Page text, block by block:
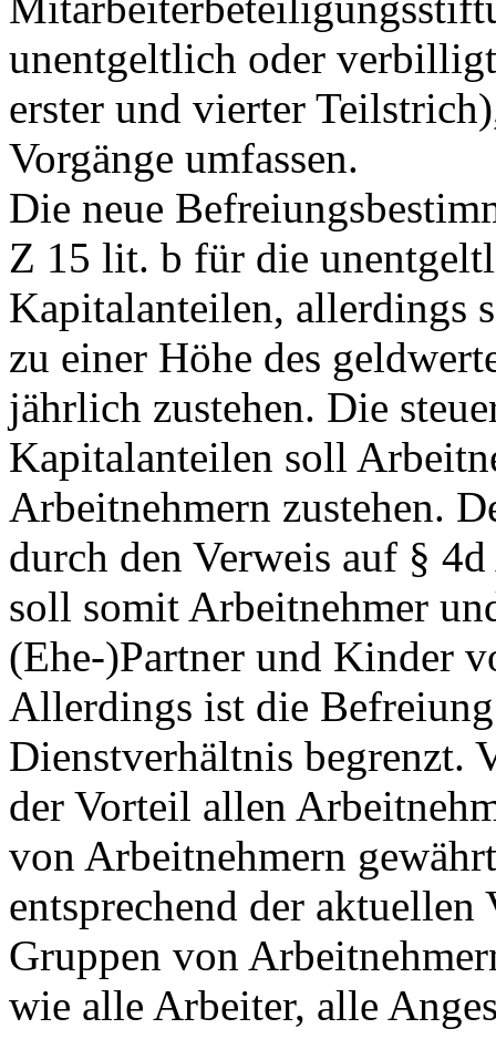
unentgeltlich oder
erster und vierter
Vorgänge umfassen.
Die neue
Z 15 lit. b für die
Kapitalanteilen, allerdings
zu einer Höhe des
jährlich zustehen. Die
Kapitalanteilen soll
Arbeitnehmern zustehen.
durch den Verweis auf §
soll somit Arbeitnehmer
(Ehe-)Partner und Kinder
Allerdings ist die
Dienstverhältnis begrenzt.
der Vorteil allen
von Arbeitnehmern
entsprechend der
Gruppen von
wie alle Arbeiter, alle